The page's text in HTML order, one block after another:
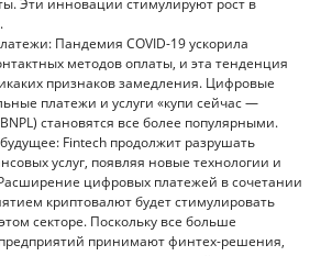
Пандемия COVID-19 ускорила
методов оплаты, и эта тенденция
признаков замедления. Цифровые
платежи и услуги «купи сейчас —
становятся все более популярными.
Fintech продолжит разрушать
услуг, появляя новые технологии и
цифровых платежей в сочетании
криптовалют будет стимулировать
секторе. Поскольку все больше
принимают финтех-решения,